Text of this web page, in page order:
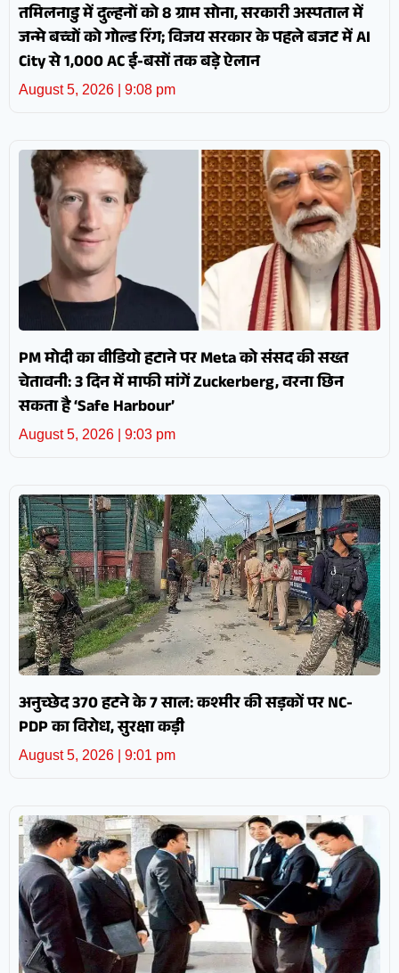
तमिलनाडु में दुल्हनों को 8 ग्राम सोना, सरकारी अस्पताल में
जन्मे बच्चों को गोल्ड रिंग; विजय सरकार के पहले बजट में AI
City से 1,000 AC ई-बसों तक बड़े ऐलान
August 5, 2026 9:08 pm
PM मोदी का वीडियो हटाने पर Meta को संसद की सख्त
चेतावनी: 3 दिन में माफी मांगें Zuckerberg, वरना छिन
सकता है ‘Safe Harbour’
August 5, 2026 9:03 pm
अनुच्छेद 370 हटने के 7 साल: कश्मीर की सड़कों पर NC-
PDP का विरोध, सुरक्षा कड़ी
August 5, 2026 9:01 pm